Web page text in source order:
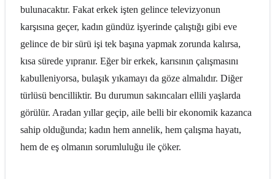
bulunacaktır. Fakat erkek işten gelince televizyonun
karşısına geçer, kadın gündüz işyerinde çalıştığı gibi eve
gelince de bir sürü işi tek başına yapmak zorunda kalırsa,
kısa sürede yıpranır. Eğer bir erkek, karısının çalışmasını
kabulleniyorsa, bulaşık yıkamayı da göze almalıdır. Diğer
türlüsü bencilliktir. Bu durumun sakıncaları ellili yaşlarda
görülür. Aradan yıllar geçip, aile belli bir ekonomik kazanca
sahip olduğunda; kadın hem annelik, hem çalışma hayatı,
hem de eş olmanın sorumluluğu ile çöker.